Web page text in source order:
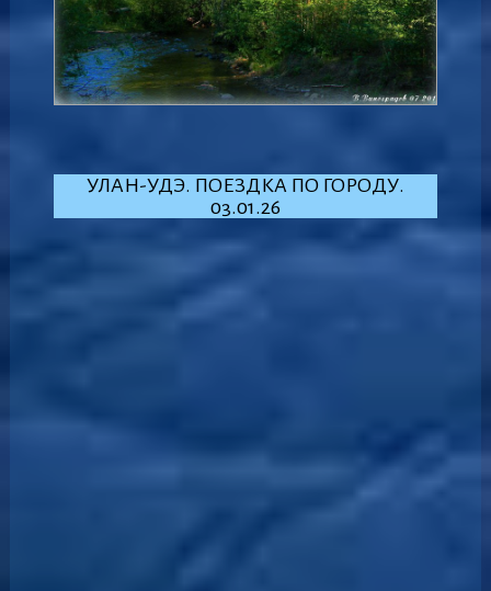
УЛАН-УДЭ. ПОЕЗДКА ПО ГОРОДУ.
03.01.26